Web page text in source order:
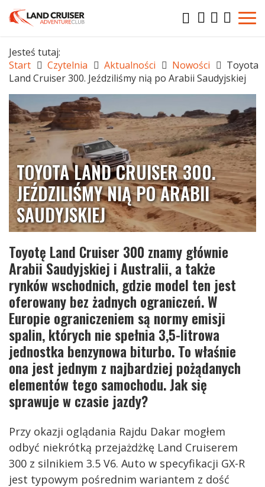
Jesteś tutaj:
Start
Czytelnia Aktualności Nowości
Toyota
Land Cruiser 300. Jeździliśmy nią po Arabii Saudyjskiej
TOYOTA LAND CRUISER 300.
JEŹDZILIŚMY NIĄ PO ARABII
SAUDYJSKIEJ
Toyotę Land Cruiser 300 znamy głównie
Arabii Saudyjskiej i Australii, a także
rynków wschodnich, gdzie model ten jest
oferowany bez żadnych ograniczeń. W
Europie ograniczeniem są normy emisji
spalin, których nie spełnia 3,5-litrowa
jednostka benzynowa biturbo. To właśnie
ona jest jednym z najbardziej pożądanych
elementów tego samochodu. Jak się
sprawuje w czasie jazdy?
Przy okazji oglądania Rajdu Dakar mogłem
odbyć niekrótką przejażdżkę Land Cruiserem
300 z silnikiem 3.5 V6. Auto w specyfikacji GX-R
jest typowym pośrednim wariantem z dość